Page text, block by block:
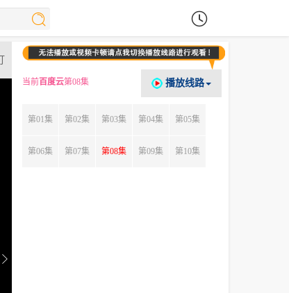
播放线路
当前百度云第08集
第01集 第02集 第03集 第04集 第05集
第06集 第07集 第08集 第09集 第10集